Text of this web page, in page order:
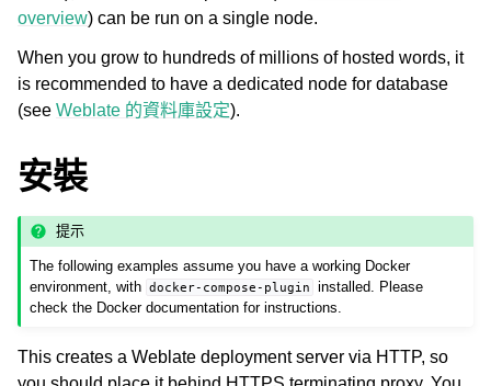
overview) can be run on a single node.
When you grow to hundreds of millions of hosted words, it
is recommended to have a dedicated node for database
(see Weblate 的資料庫設定).
安裝
提示
The following examples assume you have a working Docker
environment, with
docker-compose-plugin
installed. Please
check the Docker documentation for instructions.
This creates a Weblate deployment server via HTTP, so